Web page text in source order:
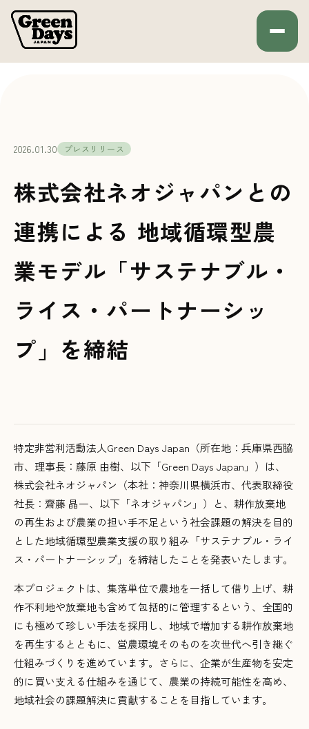
2026.01.30 プレスリリース
株式会社ネオジャパンとの
連携による 地域循環型農
業モデル「サステナブル・
ライス・パートナーシッ
プ」を締結
特定非営利活動法人Green Days Japan（所在地：兵庫県西脇
市、理事長：藤原 由樹、以下「Green Days Japan」）は、
株式会社ネオジャパン（本社：神奈川県横浜市、代表取締役
社長：齋藤 晶一、以下「ネオジャパン」）と、耕作放棄地
の再生および農業の担い手不足という社会課題の解決を目的
とした地域循環型農業支援の取り組み「サステナブル・ライ
ス・パートナーシップ」を締結したことを発表いたします。
本プロジェクトは、集落単位で農地を一括して借り上げ、耕
作不利地や放棄地も含めて包括的に管理するという、全国的
にも極めて珍しい手法を採用し、地域で増加する耕作放棄地
を再生するとともに、営農環境そのものを次世代へ引き継ぐ
仕組みづくりを進めています。さらに、企業が生産物を安定
的に買い支える仕組みを通じて、農業の持続可能性を高め、
地域社会の課題解決に貢献することを目指しています。